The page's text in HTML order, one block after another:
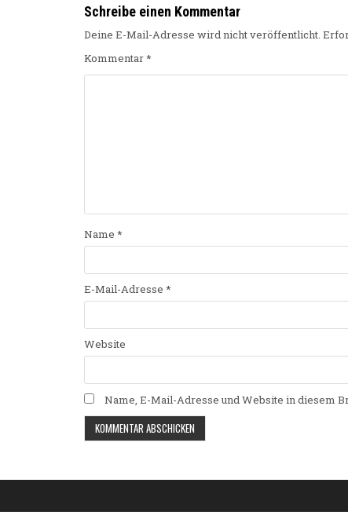
Schreibe einen Kommentar
Deine E-Mail-Adresse wird nicht veröffentlicht.
Kommentar*
Name *
E-Mail-Adresse *
Website
Name, E-Mail-Adresse und Website in diesem